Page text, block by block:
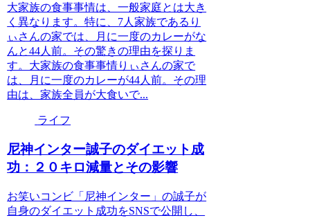
大家族の食事事情は、一般家庭とは大き
く異なります。特に、7人家族であるり
ぃさんの家では、月に一度のカレーがな
んと44人前。その驚きの理由を探りま
す。大家族の食事事情りぃさんの家で
は、月に一度のカレーが44人前。その理
由は、家族全員が大食いで...
ライフ
尼神インター誠子のダイエット成
功：２０キロ減量とその影響
お笑いコンビ「尼神インター」の誠子が
自身のダイエット成功をSNSで公開し、